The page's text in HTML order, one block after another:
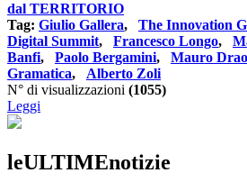
dal TERRITORIO
Tag: Giulio Gallera, The Innovation
Digital Summit, Francesco Longo,
Banfi, Paolo Bergamini, Mauro
Gramatica, Alberto Zoli
N° di visualizzazioni (1055)
Leggi
leULTIMEnotizie